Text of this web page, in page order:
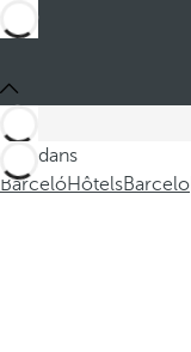
Ces dans
BarcelóHôtelsBarcelo